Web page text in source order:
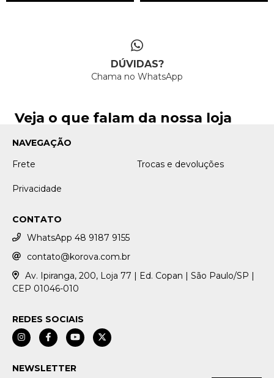
DÚVIDAS?
Chama no WhatsApp
Veja o que falam da nossa loja
NAVEGAÇÃO
Frete
Trocas e devoluções
Privacidade
CONTATO
WhatsApp 48 9187 9155
contato@korova.com.br
Av. Ipiranga, 200, Loja 77 | Ed. Copan | São Paulo/SP |
CEP 01046-010
REDES SOCIAIS
NEWSLETTER